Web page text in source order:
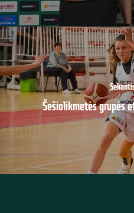
Šešiolikmetės grupės